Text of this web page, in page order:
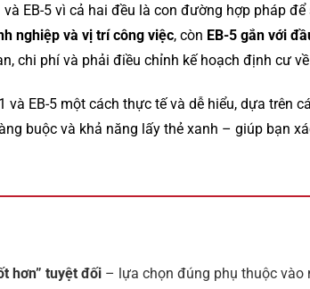
EB-5 vì cả hai đều là con đường hợp pháp
nghiệp và vị trí công việc, còn EB-5 gắn với
chi phí và phải điều chỉnh kế hoạch định cư
và EB-5 một cách thực tế và dễ hiểu, dựa trên
buộc và khả năng lấy thẻ xanh – giúp bạn
hơn” tuyệt đối– lựa chọn đúng phụ thuộc vào